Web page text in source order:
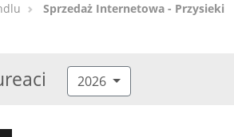
Sprzedaż Internetowa - Przysieki
2026